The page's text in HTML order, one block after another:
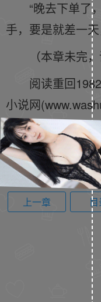
“晚去下单了
手，要是就差一天
（本章未完
阅读重回
小说网
上一章